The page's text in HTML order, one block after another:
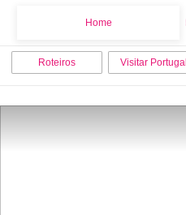
Home
Roteiros Visitar Portugal